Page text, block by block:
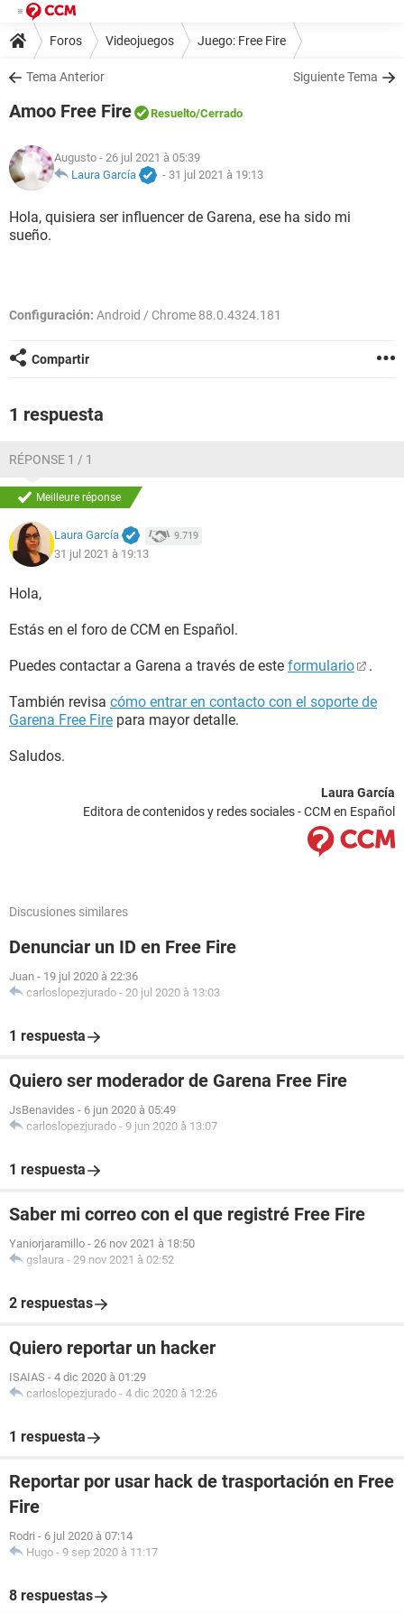
Foros Videojuegos Juego: Free Fire
Tema Anterior Siguiente Tema
Amoo Free Fire Resuelto/Cerrado
Augusto - 26 jul 2021 à 05:39
Laura García
- 31 jul 2021 à 19:13
Hola, quisiera ser influencer de Garena, ese ha sido mi
sueño.
Configuración: Android / Chrome 88.0.4324.181
Compartir
1 respuesta
RÉPONSE 1 / 1
Meilleure réponse
Laura García 9.719
31 jul 2021 à 19:13
Hola,
Estás en el foro de CCM en Español.
Puedes contactar a Garena a través de este formulario .
También revisa cómo entrar en contacto con el soporte de
Garena Free Fire para mayor detalle.
Saludos.
Laura García
Editora de contenidos y redes sociales - CCM en Español
Discusiones similares
Denunciar un ID en Free Fire
Juan - 19 jul 2020 à 22:36
carloslopezjurado - 20 jul 2020 à 13:03
1 respuesta
Quiero ser moderador de Garena Free Fire
JsBenavides - 6 jun 2020 à 05:49
carloslopezjurado - 9 jun 2020 à 13:07
1 respuesta
Saber mi correo con el que registré Free Fire
Yaniorjaramillo - 26 nov 2021 à 18:50
gslaura - 29 nov 2021 à 02:52
2 respuestas
Quiero reportar un hacker
ISAIAS - 4 dic 2020 à 01:29
carloslopezjurado - 4 dic 2020 à 12:26
1 respuesta
Reportar por usar hack de trasportación en Free
Fire
Rodri - 6 jul 2020 à 07:14
Hugo - 9 sep 2020 à 11:17
8 respuestas